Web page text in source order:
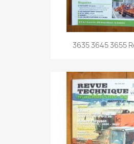
3635 3645 3655